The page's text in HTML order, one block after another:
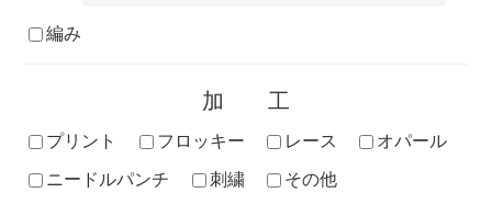
編み
加工
プリント フロッキー レース
オパール
ニードルパンチ
刺繍 その他